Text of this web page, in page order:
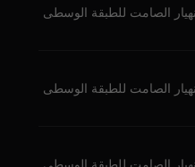
الصامت للطبقة الوسطى
الصامت للطبقة الوسطى